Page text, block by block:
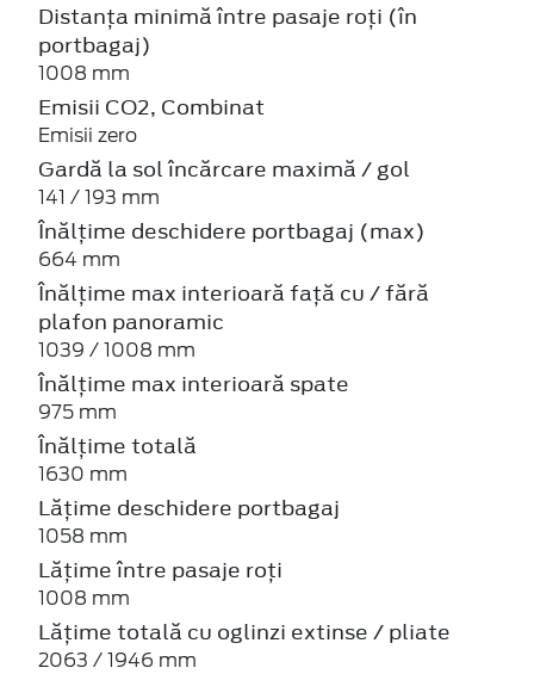
Distanța minimă între pasaje roți (în
portbagaj)
1008 mm
Emisii CO2, Combinat
Emisii zero
Gardă la sol încărcare maximă / gol
141 / 193 mm
Înălțime deschidere portbagaj (max)
664 mm
Înălțime max interioară față cu / fără
plafon panoramic
1039 / 1008 mm
Înălțime max interioară spate
975 mm
Înălțime totală
1630 mm
Lățime deschidere portbagaj
1058 mm
Lățime între pasaje roți
1008 mm
Lățime totală cu oglinzi extinse / pliate
2063 / 1946 mm